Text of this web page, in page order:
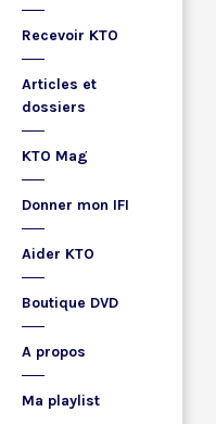
Recevoir KTO
Articles et
dossiers
KTO Mag
Donner mon IFI
Aider KTO
Boutique DVD
A propos
Ma playlist